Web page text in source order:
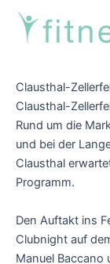
Zum
Inhalt
springen
Clausthal-
Clausthal-
Rund um die
und bei der
Clausthal
Programm.
Den Auftakt ins
Clubnight auf
Manuel Baccano
Post
navigation